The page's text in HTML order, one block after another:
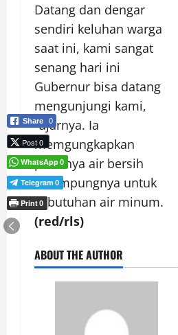
Datang dan dengar
sendiri keluhan warga
saat ini, kami sangat
senang hari ini
Gubernur bisa datang
mengunjungi kami,
“ujarnya. Ia
memgungkapkan
perlunya air bersih
dikampungnya untuk
kebutuhan air minum.
(red/rls)
ABOUT THE AUTHOR
Share 0
Post 0
WhatsApp0
Telegram 0
Print0